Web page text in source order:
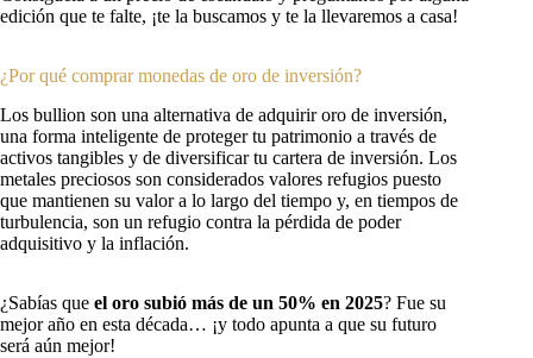
edición que te falte, ¡te la buscamos y te la llevaremos a casa!
¿Por qué comprar monedas de oro de inversión?
Los bullion son una alternativa de adquirir oro de inversión,
una forma inteligente de proteger tu patrimonio a través de
activos tangibles y de diversificar tu cartera de inversión. Los
metales preciosos son considerados valores refugios puesto
que mantienen su valor a lo largo del tiempo y, en tiempos de
turbulencia, son un refugio contra la pérdida de poder
adquisitivo y la inflación.
¿Sabías que el oro subió más de un 50% en 2025? Fue su
mejor año en esta década… ¡y todo apunta a que su futuro
será aún mejor!